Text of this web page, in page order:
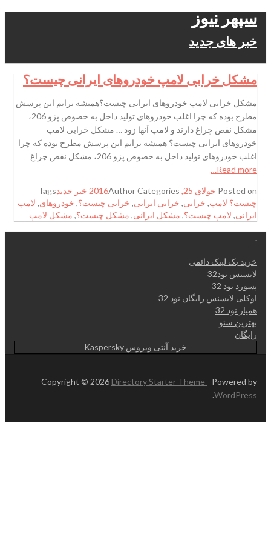
سپهر نیوز
خبر های جدید
مشکل خرابی لامپ خودروهای ایرانی چیست؟
مشکل خرابی لامپ خودروهای ایرانی چیست؟همیشه برایم این پرسش
مطرح بوده که چرا اغلب خودروهای تولید داخل به خصوص پژو 206،
مشکل نقص چراغ دارند و لامپ آنها زود … مشکل خرابی لامپ
خودروهای ایرانی چیست؟ همیشه برایم این پرسش مطرح بوده که چرا
اغلب خودروهای تولید داخل به خصوص پژو 206، مشکل نقص چراغ
Read more…
Posted on جولای 25, 2016 AuthorCategories خبر جدیدTags
چیست؟ لامپ, خرابی, خرابی ایرانی, خرابی چیست؟, خودروهای, لامپ
ایرانی, لامپ چیست؟, مشکل ایرانی, مشکل چیست؟, مشکل لامپ
.
خرید بک لینک دائمی
لایسنس نود32
پسورد نود 32
اوکلی لایسنس رایگان نود 32
همیار نود 32
بهترین سئو
رایگان
خرید آنتی ویروس Kaspersky
Copyright © 2026 Directory Starter Theme - Powered by
WordPress
.